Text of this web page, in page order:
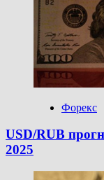
Форекс
USD/RUB
2025